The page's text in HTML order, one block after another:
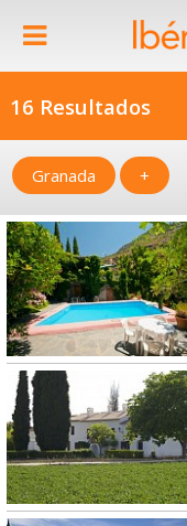
16 Resultados
Granada +